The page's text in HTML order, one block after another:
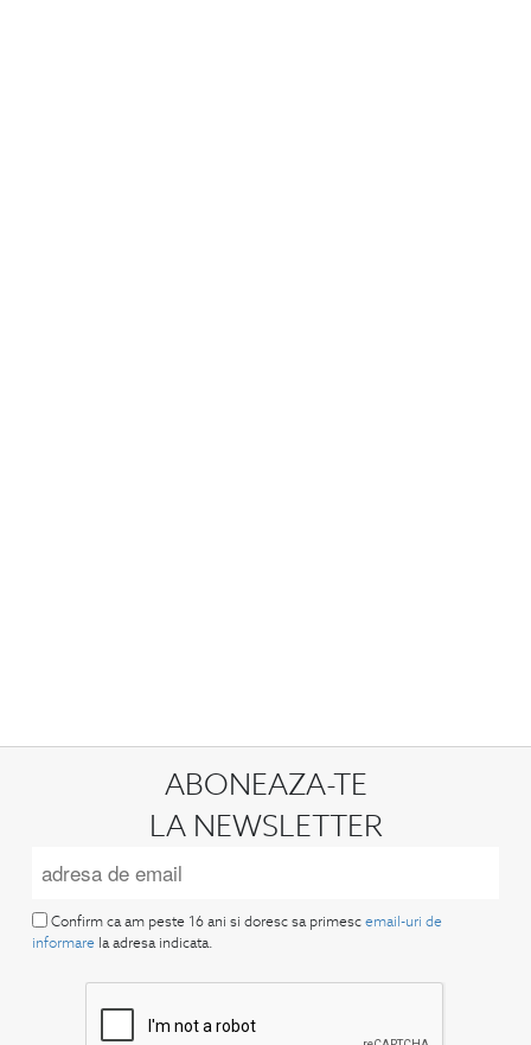
ABONEAZA-TE
LA NEWSLETTER
Confirm ca am peste 16 ani si doresc sa primesc email-uri de
informare la adresa indicata.